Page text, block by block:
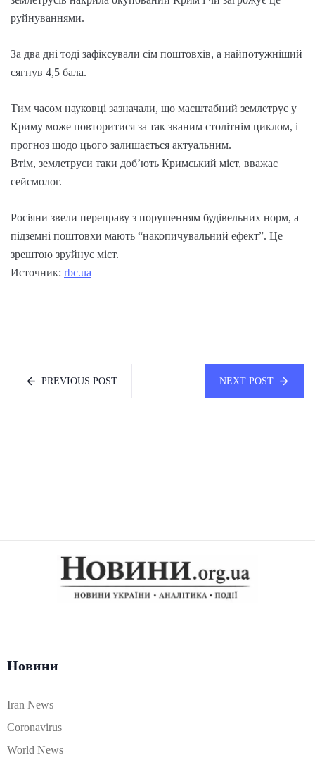
руйнуваннями.
За два дні тоді зафіксували сім поштовхів, а найпотужніший
сягнув 4,5 бала.
Тим часом науковці зазначали, що масштабний землетрус у
Криму може повторитися за так званим столітнім циклом, і
прогноз щодо цього залишається актуальним.
Втім, землетруси таки доб’ють Кримський міст, вважає
сейсмолог.
Росіяни звели переправу з порушенням будівельних норм, а
підземні поштовхи мають “накопичувальний ефект”. Це
зрештою зруйнує міст.
Источник: rbc.ua
PREVIOUS POST NEXT POST
Новини
Iran News
Coronavirus
World News